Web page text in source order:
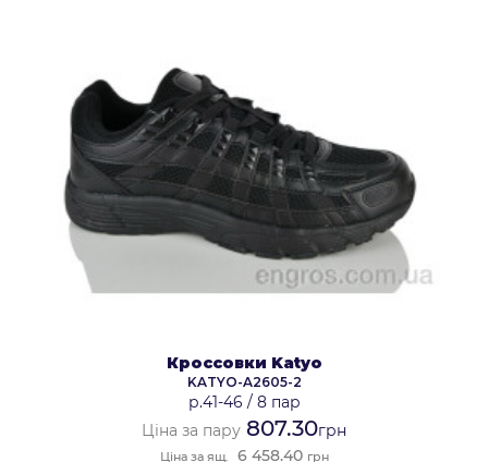
Кроссовки Katyo
KATYO-A2605-2
р.41-46 / 8 пар
Ціна за пару 807.30грн
Ціна за ящ. 6 458.40 грн